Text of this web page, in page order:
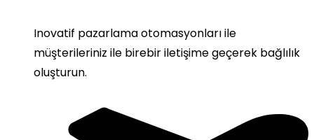
Inovatif pazarlama otomasyonları ile
müşterileriniz ile birebir iletişime geçerek bağlılık
oluşturun.